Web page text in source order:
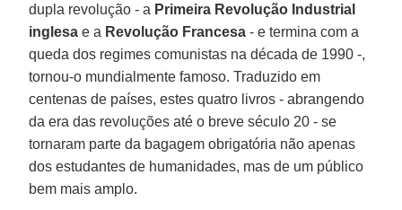
dupla revolução - a Primeira Revolução Industrial
inglesa e a Revolução Francesa - e termina com a
queda dos regimes comunistas na década de 1990 -,
tornou-o mundialmente famoso. Traduzido em
centenas de países, estes quatro livros - abrangendo
da era das revoluções até o breve século 20 - se
tornaram parte da bagagem obrigatória não apenas
dos estudantes de humanidades, mas de um público
bem mais amplo.